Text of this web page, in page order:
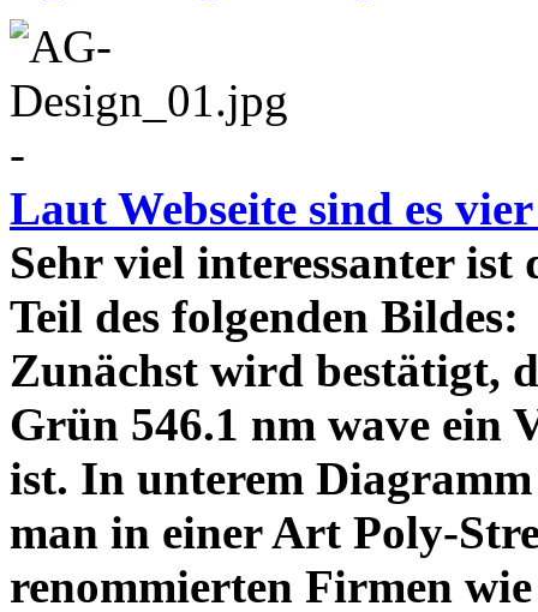
-
Laut Webseite sind es
Sehr viel interessanter
Teil des folgenden
Zunächst wird bestätigt,
Grün 546.1 nm wave ein
ist. In unterem
man in einer Art Poly-
renommierten Firmen